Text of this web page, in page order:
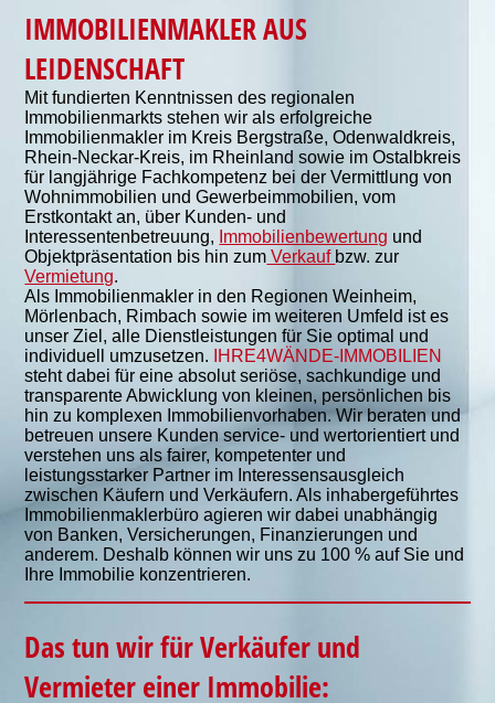
IMMOBILIENMAKLER AUS
LEIDENSCHAFT
Mit fundierten Kenntnissen des regionalen
Immobilienmarkts stehen wir als erfolgreiche
Immobilienmakler im Kreis Bergstraße, Odenwaldkreis,
Rhein-Neckar-Kreis, im Rheinland sowie im Ostalbkreis
für langjährige Fachkompetenz bei der Vermittlung von
Wohnimmobilien und Gewerbeimmobilien, vom
Erstkontakt an, über Kunden- und
Interessentenbetreuung, Immobilienbewertung und
Objektpräsentation bis hin zum Verkauf bzw. zur
Vermietung.
Als Immobilienmakler in den Regionen Weinheim,
Mörlenbach, Rimbach sowie im weiteren Umfeld ist es
unser Ziel, alle Dienstleistungen für Sie optimal und
individuell umzusetzen.
IHRE4WÄNDE-IMMOBILIEN
steht dabei für eine absolut seriöse, sachkundige und
transparente Abwicklung von kleinen, persönlichen bis
hin zu komplexen Immobilienvorhaben. Wir beraten und
betreuen unsere Kunden service- und wertorientiert und
verstehen uns als fairer, kompetenter und
leistungsstarker Partner im Interessensausgleich
zwischen Käufern und Verkäufern.Als inhabergeführtes
Immobilienmaklerbüro agieren wir dabei unabhängig
von Banken, Versicherungen, Finanzierungen und
anderem. Deshalb können wir uns zu 100 % auf Sie und
Ihre Immobilie konzentrieren.
Das tun wir für Verkäufer und
Vermieter einer Immobilie: